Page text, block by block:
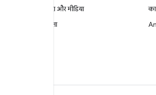
कैमरा और मीडिया
निजता